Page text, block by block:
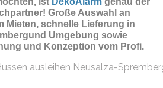
Große Auswahl an
Mieten, schnelle Lieferung in
Umgebung sowie
und Konzeption vom Profi.